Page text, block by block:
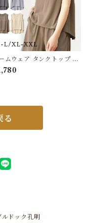
ムウェア タンクトップ カ
付き ブラ ノースリーブ オ
レ ゆったり レディース ホ
5682168 スイモク【水
る
ドック孔明